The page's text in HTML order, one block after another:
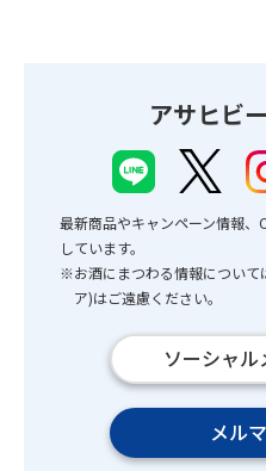
アサヒビ
最新商品やキャンペーン情報
しています。
※お酒にまつわる情報について
ア)はご遠慮ください。
ソーシャ
メル